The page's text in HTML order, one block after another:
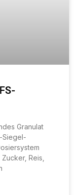
Granulat
Siegel-
Reis,